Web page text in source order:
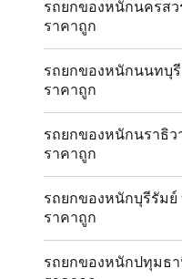
รถยกของหนักนครส
ราคาถูก
รถยกของหนักนนทบุ
ราคาถูก
รถยกของหนักนราธิ
ราคาถูก
รถยกของหนักบุรีรัม
ราคาถูก
รถยกของหนักปทุมธ